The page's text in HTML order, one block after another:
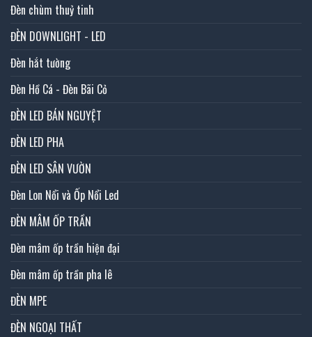
Đèn chùm thuỷ tinh
ĐÈN DOWNLIGHT - LED
Đèn hắt tường
Đèn Hồ Cá - Đèn Bãi Cỏ
ĐÈN LED BÁN NGUYỆT
ĐÈN LED PHA
ĐÈN LED SÂN VƯỜN
Đèn Lon Nổi và Ốp Nổi Led
ĐÈN MÂM ỐP TRẦN
Đèn mâm ốp trần hiện đại
Đèn mâm ốp trần pha lê
ĐÈN MPE
ĐÈN NGOẠI THẤT